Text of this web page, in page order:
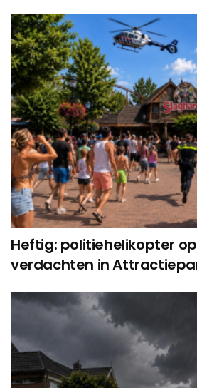
Heftig: politiehelikopter
verdachten in